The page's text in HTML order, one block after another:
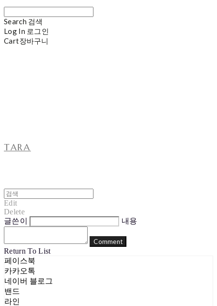
Search 검색
Log In 로그인
Cart장바구니
TARA
Edit
Delete
글쓴이
내용
Comment
Return To List
페이스북
카카오톡
네이버 블로그
밴드
라인